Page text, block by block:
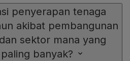
penyerapan tenaga
akibat pembangunan
sektor mana yang
banyak?